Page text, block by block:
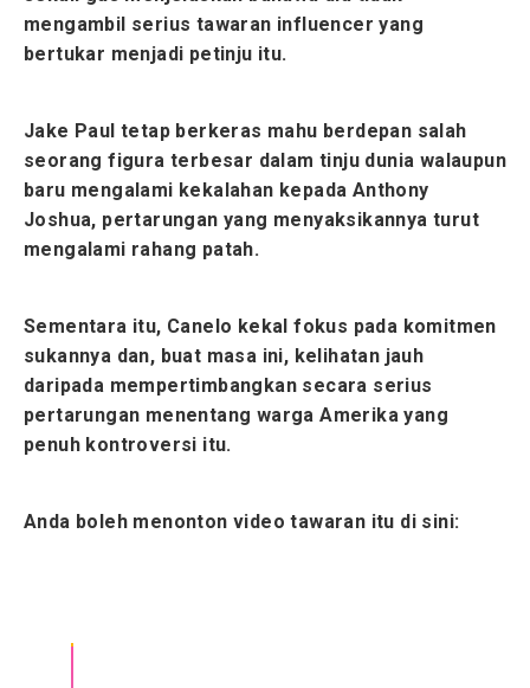
mengambil serius tawaran influencer yang
bertukar menjadi petinju itu.
Jake Paul tetap berkeras mahu berdepan salah
seorang figura terbesar dalam tinju dunia walaupun
baru mengalami kekalahan kepada Anthony
Joshua, pertarungan yang menyaksikannya turut
mengalami rahang patah.
Sementara itu, Canelo kekal fokus pada komitmen
sukannya dan, buat masa ini, kelihatan jauh
daripada mempertimbangkan secara serius
pertarungan menentang warga Amerika yang
penuh kontroversi itu.
Anda boleh menonton video tawaran itu di sini: